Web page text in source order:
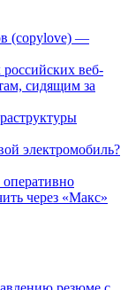
(copylove) —
веб-
сидящим за
электромобиль?
через «Макс»